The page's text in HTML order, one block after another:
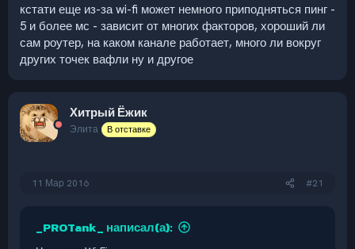
кстати еще из-за wi-fi может немного приподняться пинг -
5 и более мс - зависит от многих факторов, хороший ли
сам роутер, на каком канале работает, много ли вокруг
других точек вафли ну и другое
Хитрый Ёжик
Элита В отставке
11 Мар 2016 #21
_PROTank_ написал(а):